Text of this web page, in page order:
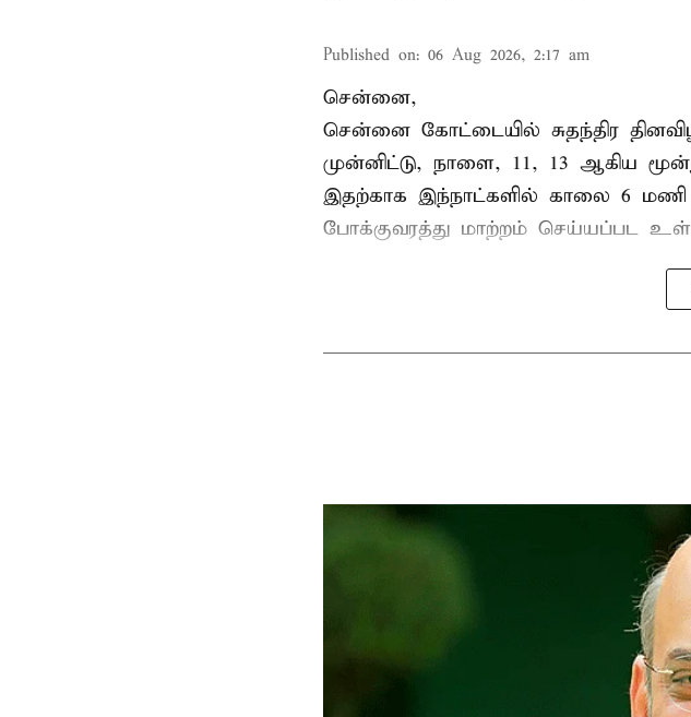
Published on: 06 Aug 2026, 2:17 am
சென்னை,
சென்னை கோட்டையில் சுதந்திர
முன்னிட்டு, நாளை, 11, 13 ஆகிய
இதற்காக இந்நாட்களில் காலை 6 மணி
போக்குவரத்து மாற்றம் செய்யப்பட